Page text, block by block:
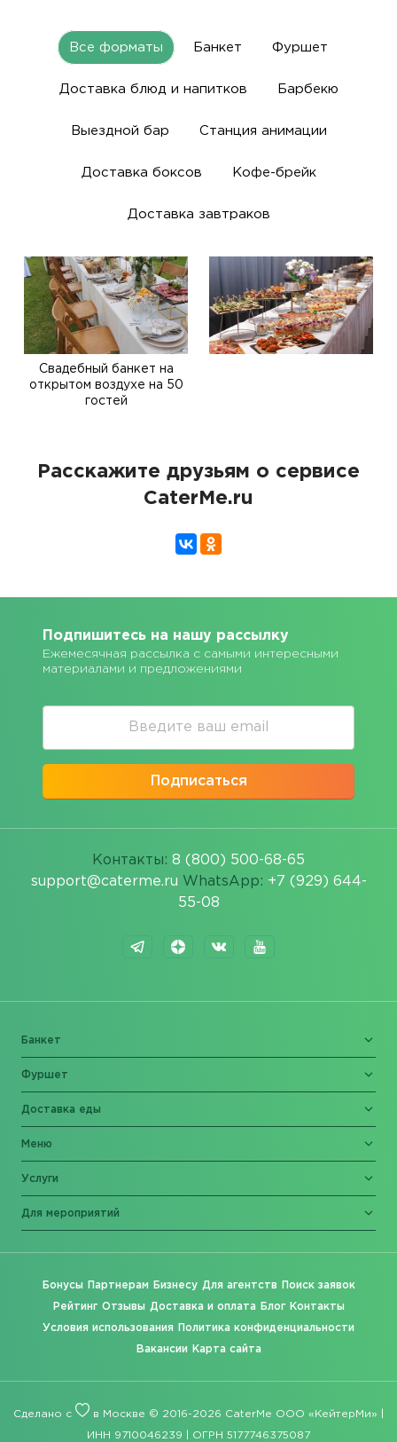
Все форматы Банкет Фуршет
Доставка блюд и напитков Барбекю
Выездной бар Станция анимации
Доставка боксов Кофе-брейк
Доставка завтраков
Свадебный банкет на
открытом воздухе на 50
гостей
Расскажите друзьям о сервисе
CaterMe.ru
Подпишитесь на нашу рассылку
Ежемесячная рассылка с самыми интересными
материалами и предложениями
Подписаться
Контакты: 8 (800) 500-68-65
support@caterme.ru WhatsApp: +7 (929) 644-
55-08
Банкет
Фуршет
Доставка еды
Меню
Услуги
Для мероприятий
Бонусы Партнерам Бизнесу Для агентств Поиск заявок
Рейтинг Отзывы Доставка и оплата Блог Контакты
Условия использования Политика конфиденциальности
Вакансии Карта сайта
Сделано с в Москве © 2016-2026 CaterMe ООО «КейтерМи» |
ИНН 9710046239 | ОГРН 5177746375087